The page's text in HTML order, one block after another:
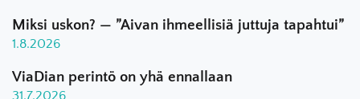
Miksi uskon? — ”Aivan ihmeellisiä juttuja tapahtui”
1.8.2026
ViaDian perintö on yhä ennallaan
31.7.2026